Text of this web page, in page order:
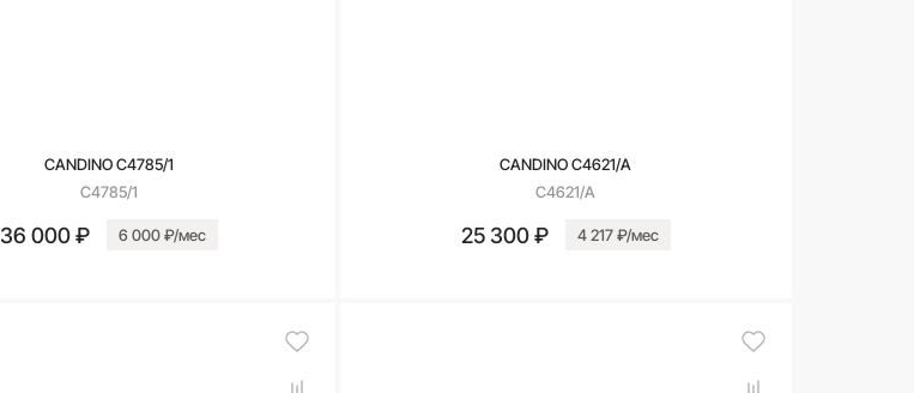
CANDINO C4785/1
C4785/1
36 000 ₽ 6 000 ₽/мес
CANDINO C4621/A
C4621/A
25 300 ₽ 4 217 ₽/мес